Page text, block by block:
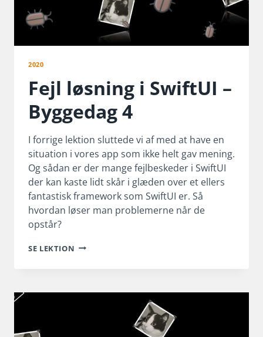
2020
Fejl løsning i SwiftUI –
Byggedag 4
I forrige lektion sluttede vi af med at have en
situation i vores app som ikke helt gav mening.
Og sådan er der mange fejlbeskeder i SwiftUI
der kan kaste lidt skår i glæden over et ellers
fantastisk framework som SwiftUI er. Så
hvordan løser man problemerne når de
opstår?
SE LEKTION FEJL